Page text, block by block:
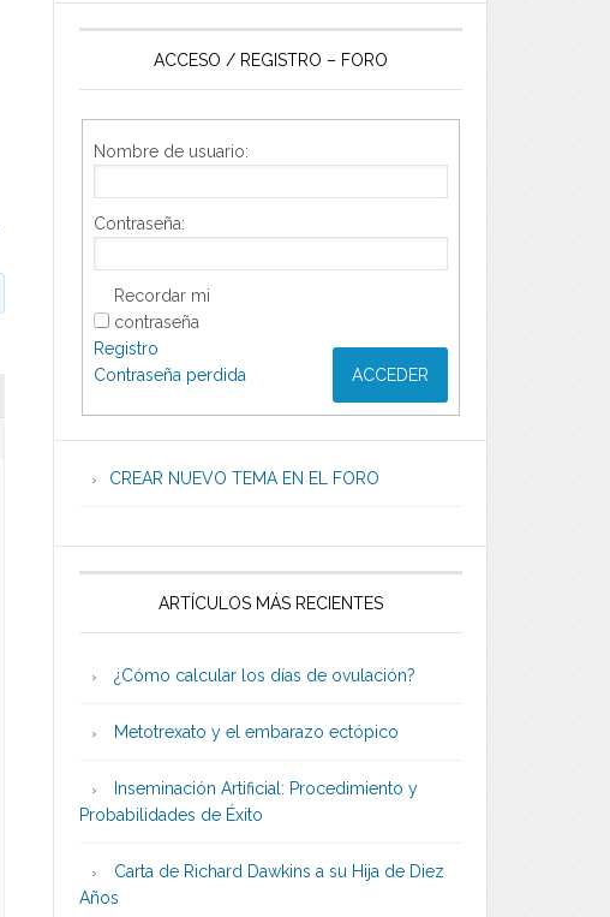
ACCESO / REGISTRO – FORO
Nombre de usuario:
Contraseña:
Recordar mi
contraseña
ACCEDER
Registro
Contraseña perdida
CREAR NUEVO TEMA EN EL FORO
ARTÍCULOS MÁS RECIENTES
¿Cómo calcular los días de ovulación?
Metotrexato y el embarazo ectópico
Inseminación Artificial: Procedimiento y
Probabilidades de Éxito
Carta de Richard Dawkins a su Hija de Diez
Años